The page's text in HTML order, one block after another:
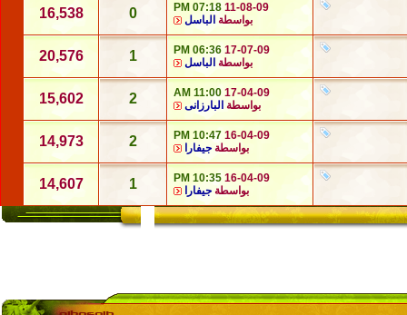
11-08-09
07:18 PM
بواسطة الباسل 0
16,538
17-07-09
06:36 PM
بواسطة الباسل 1
20,576
17-04-09
11:00 AM
بواسطة البارزانى 2
15,602
16-04-09
10:47 PM
بواسطة جيفارا 2
14,973
16-04-09
10:35 PM
بواسطة جيفارا 1
14,607